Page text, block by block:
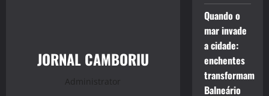
JORNAL CAMBORIU
Administrator
Quando o
mar invade
a cidade:
enchentes
transformam
Balneário